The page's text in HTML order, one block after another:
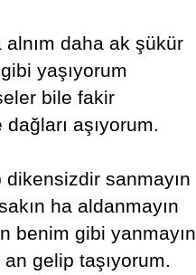
daha ak şükür
yaşıyorum
bile fakir
aşıyorum.
dikensizdir sanmayın
ha aldanmayın
benim gibi yanmayın
gelip taşıyorum.